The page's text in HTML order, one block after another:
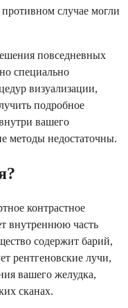
случае могли
повседневных
специально
визуализации,
подробное
вашего
методы недостаточны.
контрастное
внутреннюю часть
содержит барий,
рентгеновские лучи,
вашего желудка,
сканах.